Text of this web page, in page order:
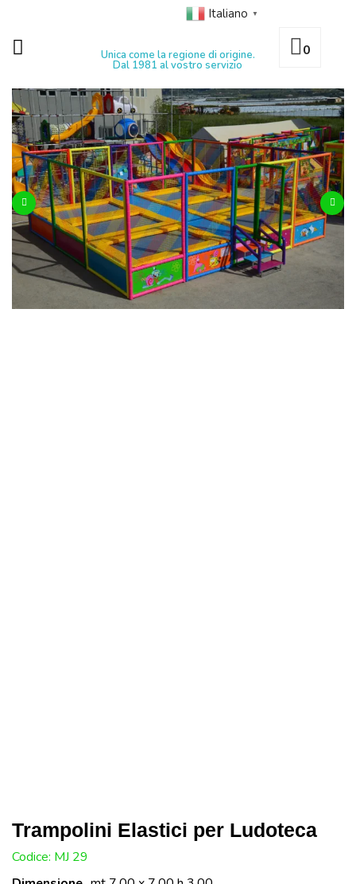
Italiano ▼
Unica come la regione di origine.
Dal 1981 al vostro servizio
0
Trampolini Elastici per Ludoteca
Codice: MJ 29